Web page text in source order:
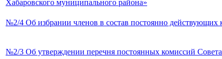
Хабаровского муниципального района»
№2/4 Об избрании членов в состав постоянно действующих
№2/3 Об утверждении перечня постоянных комиссий